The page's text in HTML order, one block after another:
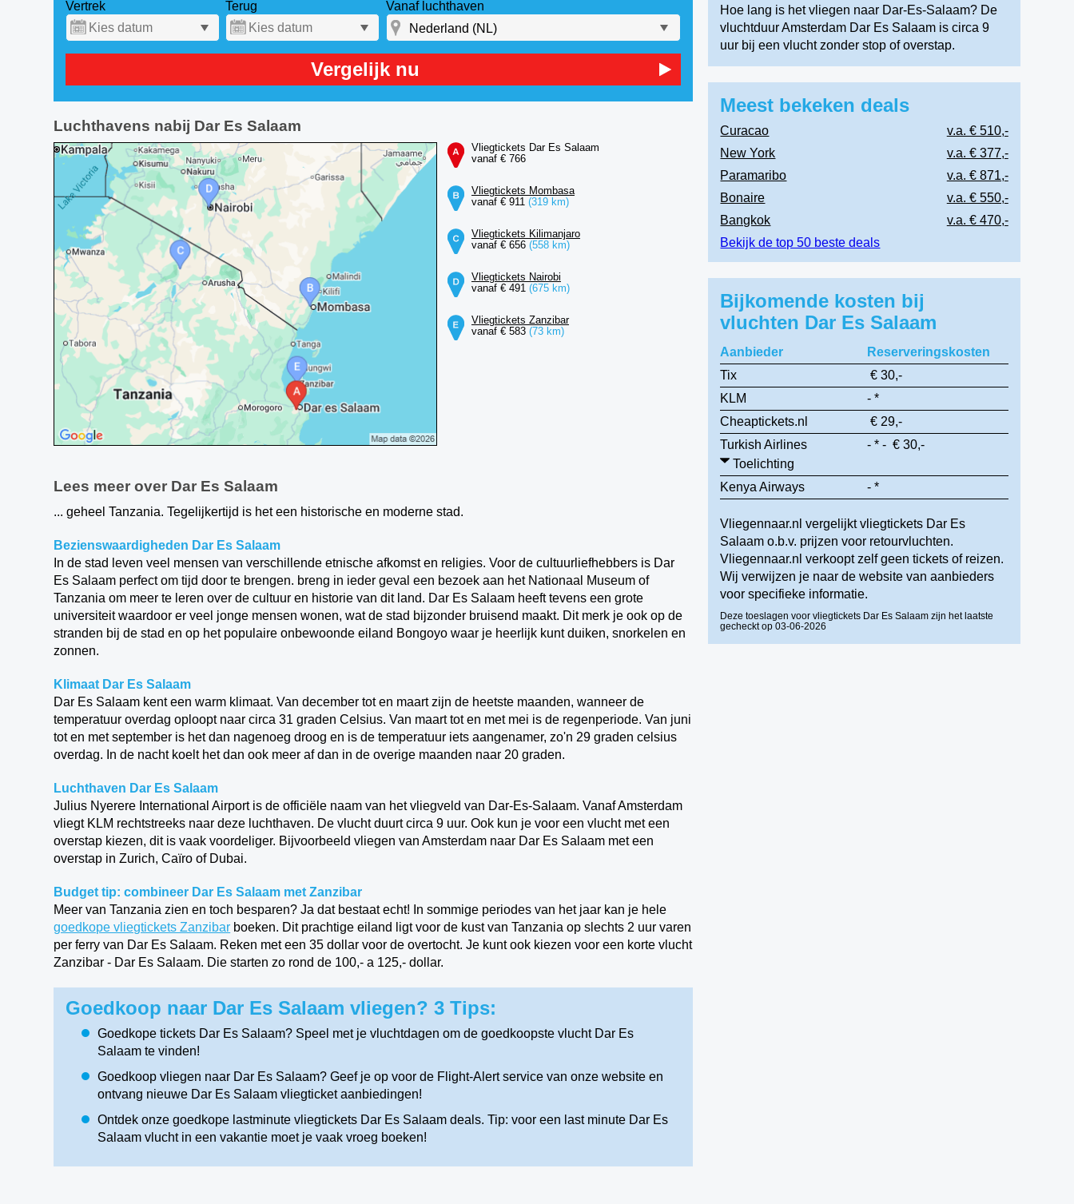
Vertrek Terug Vanaf luchthaven
Vergelijk nu
Luchthavens nabij Dar Es Salaam
Vliegtickets Dar Es Salaam
vanaf € 766
Vliegtickets Mombasa
vanaf € 911 (319 km)
Vliegtickets Kilimanjaro
vanaf € 656 (558 km)
Vliegtickets Nairobi
vanaf € 491 (675 km)
Vliegtickets Zanzibar
vanaf € 583 (73 km)
Lees meer over Dar Es Salaam
... geheel Tanzania. Tegelijkertijd is het een historische en moderne stad.
Bezienswaardigheden Dar Es Salaam
In de stad leven veel mensen van verschillende etnische afkomst en religies. Voor de cultuurliefhebbers is Dar
Es Salaam perfect om tijd door te brengen. breng in ieder geval een bezoek aan het Nationaal Museum of
Tanzania om meer te leren over de cultuur en historie van dit land. Dar Es Salaam heeft tevens een grote
universiteit waardoor er veel jonge mensen wonen, wat de stad bijzonder bruisend maakt. Dit merk je ook op de
stranden bij de stad en op het populaire onbewoonde eiland Bongoyo waar je heerlijk kunt duiken, snorkelen en
zonnen.
Klimaat Dar Es Salaam
Dar Es Salaam kent een warm klimaat. Van december tot en maart zijn de heetste maanden, wanneer de
temperatuur overdag oploopt naar circa 31 graden Celsius. Van maart tot en met mei is de regenperiode. Van juni
tot en met september is het dan nagenoeg droog en is de temperatuur iets aangenamer, zo'n 29 graden celsius
overdag. In de nacht koelt het dan ook meer af dan in de overige maanden naar 20 graden.
Luchthaven Dar Es Salaam
Julius Nyerere International Airport is de officiële naam van het vliegveld van Dar-Es-Salaam. Vanaf Amsterdam
vliegt KLM rechtstreeks naar deze luchthaven. De vlucht duurt circa 9 uur. Ook kun je voor een vlucht met een
overstap kiezen, dit is vaak voordeliger. Bijvoorbeeld vliegen van Amsterdam naar Dar Es Salaam met een
overstap in Zurich, Caïro of Dubai.
Budget tip: combineer Dar Es Salaam met Zanzibar
Meer van Tanzania zien en toch besparen? Ja dat bestaat echt! In sommige periodes van het jaar kan je hele
goedkope vliegtickets Zanzibar boeken. Dit prachtige eiland ligt voor de kust van Tanzania op slechts 2 uur varen
per ferry van Dar Es Salaam. Reken met een 35 dollar voor de overtocht. Je kunt ook kiezen voor een korte vlucht
Zanzibar - Dar Es Salaam. Die starten zo rond de 100,- a 125,- dollar.
Goedkoop naar Dar Es Salaam vliegen? 3 Tips:
Goedkope tickets Dar Es Salaam? Speel met je vluchtdagen om de goedkoopste vlucht Dar Es
Salaam te vinden!
Goedkoop vliegen naar Dar Es Salaam? Geef je op voor de Flight-Alert service van onze website en
ontvang nieuwe Dar Es Salaam vliegticket aanbiedingen!
Ontdek onze goedkope lastminute vliegtickets Dar Es Salaam deals. Tip: voor een last minute Dar Es
Salaam vlucht in een vakantie moet je vaak vroeg boeken!
Hoe lang is het vliegen naar Dar-Es-Salaam? De
vluchtduur Amsterdam Dar Es Salaam is circa 9
uur bij een vlucht zonder stop of overstap.
Meest bekeken deals
Curacao
v.a. € 510,-
New York
v.a. € 377,-
Paramaribo
v.a. € 871,-
Bonaire
v.a. € 550,-
Bangkok
v.a. € 470,-
Bekijk de top 50 beste deals
Bijkomende kosten bij
vluchten Dar Es Salaam
Aanbieder
Reserveringskosten
Tix
€ 30,-
KLM
- *
Cheaptickets.nl
€ 29,-
Turkish Airlines
- * - € 30,-
Toelichting
Kenya Airways
- *
Vliegennaar.nl vergelijkt vliegtickets Dar Es
Salaam o.b.v. prijzen voor retourvluchten.
Vliegennaar.nl verkoopt zelf geen tickets of reizen.
Wij verwijzen je naar de website van aanbieders
voor specifieke informatie.
Deze toeslagen voor vliegtickets Dar Es Salaam zijn het laatste
gecheckt op 03-06-2026